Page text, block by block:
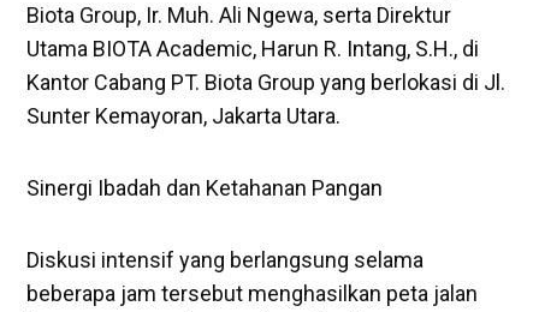
Biota Group, Ir. Muh. Ali Ngewa, serta Direktur
Utama BIOTA Academic, Harun R. Intang, S.H., di
Kantor Cabang PT. Biota Group yang berlokasi di Jl.
Sunter Kemayoran, Jakarta Utara.
Sinergi Ibadah dan Ketahanan Pangan
Diskusi intensif yang berlangsung selama
beberapa jam tersebut menghasilkan peta jalan